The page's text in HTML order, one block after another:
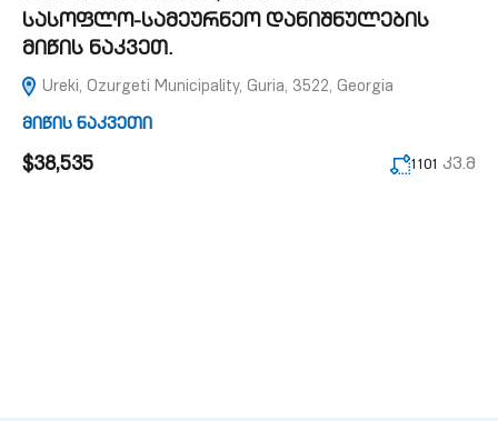
სასოფლო-სამეურნეო დანიშნულების
მიწის ნაკვეთ.
Ureki, Ozurgeti Municipality, Guria, 3522, Georgia
მიწის ნაკვეთი
$38,535 1101 კვ.მ